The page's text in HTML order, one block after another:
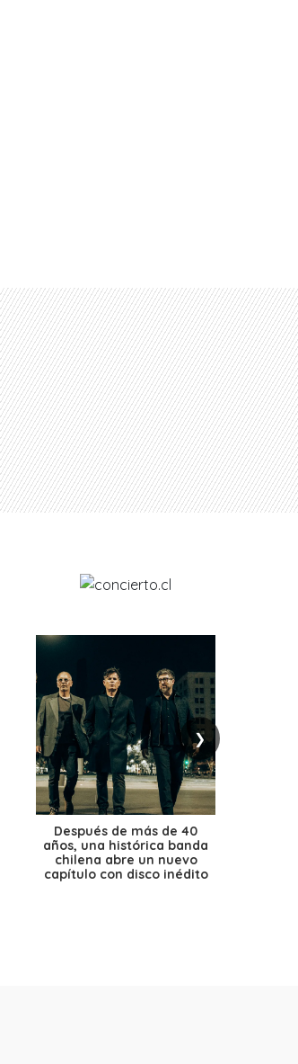
❯
Después de más de 40
años, una histórica banda
chilena abre un nuevo
capítulo con disco inédito